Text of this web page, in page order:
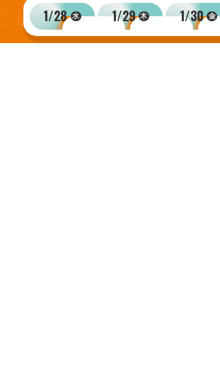
15:00
15:00-16:30
講演・シンポジウム
1/28 水 1/29 木 1/30 金